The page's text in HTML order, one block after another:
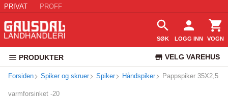
PRIVAT PROFF
SØK LOGG INN VOGN
PRODUKTER VELG VAREHUS
KUNDESERVICE
Forsiden Spiker og skruer Spiker Håndspiker Pappspiker 35X2,5
varmforsinket -20